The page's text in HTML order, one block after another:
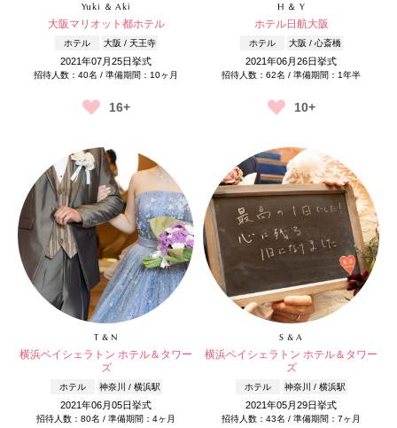
Yuki ＆ Aki
大阪マリオット都ホテル
ホテル 大阪 / 天王寺
2021年07月25日挙式
招待人数：40名 / 準備期間：10ヶ月
16+
H ＆ Y
ホテル日航大阪
ホテル 大阪 / 心斎橋
2021年06月26日挙式
招待人数：62名 / 準備期間：1年半
10+
T & N
横浜ベイシェラトン ホテル＆タワー
ズ
ホテル 神奈川 / 横浜駅
2021年06月05日挙式
招待人数：80名 / 準備期間：4ヶ月
S & A
横浜ベイシェラトン ホテル＆タワー
ズ
ホテル 神奈川 / 横浜駅
2021年05月29日挙式
招待人数：43名 / 準備期間：7ヶ月